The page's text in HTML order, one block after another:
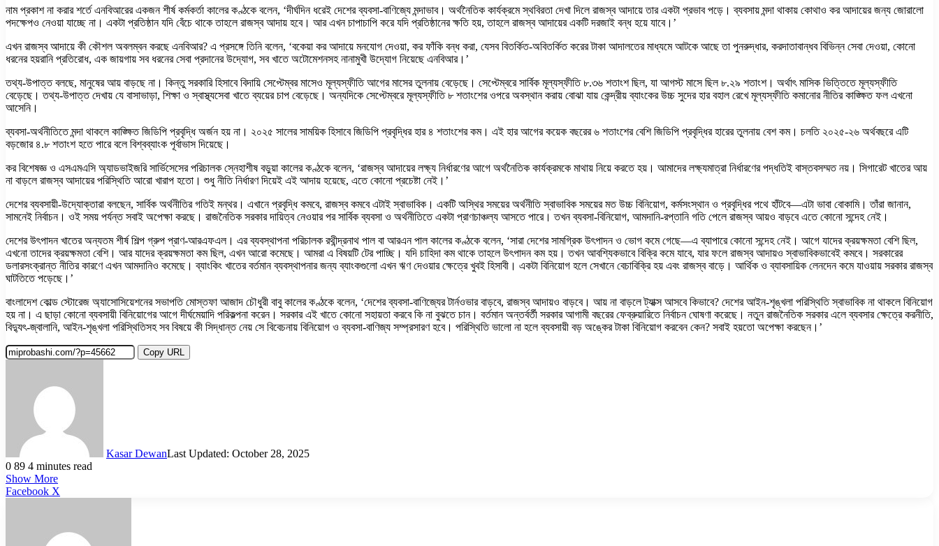
নাম প্রকাশ না করার শর্তে এনবিআরের একজন শীর্ষ কর্মকর্তা কালের কণ্ঠকে বলেন, ‘দীর্ঘদিন ধরেই দেশের ব্যবসা-বাণিজ্যে মন্দাভাব। অর্থনৈতিক কার্যক্রমে স্থবিরতা দেখা দিলে রাজস্ব আদায়ে তার একটা প্রভাব পড়ে। ব্যবসায় মন্দা থাকায় কোথাও কর আদায়ের জন্য জোরালো
পদক্ষেপও নেওয়া যাচ্ছে না। একটা প্রতিষ্ঠান যদি বেঁচে থাকে তাহলে রাজস্ব আদায় হবে। আর এখন চাপাচাপি করে যদি প্রতিষ্ঠানের ক্ষতি হয়, তাহলে রাজস্ব আদায়ের একটি দরজাই বন্ধ হয়ে যাবে।’
এখন রাজস্ব আদায়ে কী কৌশল অবলম্বন করছে এনবিআর? এ প্রসঙ্গে তিনি বলেন, ‘বকেয়া কর আদায়ে মনযোগ দেওয়া, কর ফাঁকি বন্ধ করা, যেসব বিতর্কিত-অবিতর্কিত করের টাকা আদালতের মাধ্যমে আটকে আছে তা পুনরুদ্ধার, করদাতাবান্ধব বিভিন্ন সেবা দেওয়া, কোনো
ধরনের হয়রানি প্রতিরোধ, এক জায়গায় সব ধরনের সেবা প্রদানের উদ্যোগ, সব খাতে অটোমেশনসহ নানামুখী উদ্যোগ নিয়েছে এনবিআর।’
তথ্য-উপাত্ত বলছে, মানুষের আয় বাড়ছে না। কিন্তু সরকারি হিসাবে বিদায়ি সেপ্টেম্বর মাসেও মূল্যস্ফীতি আগের মাসের তুলনায় বেড়েছে। সেপ্টেম্বরে সার্বিক মূল্যস্ফীতি ৮.৩৬ শতাংশ ছিল, যা আগস্ট মাসে ছিল ৮.২৯ শতাংশ। অর্থাৎ মাসিক ভিত্তিতে মূল্যস্ফীতি
বেড়েছে। তথ্য-উপাত্ত দেখায় যে বাসাভাড়া, শিক্ষা ও স্বাস্থ্যসেবা খাতে ব্যয়ের চাপ বেড়েছে। অন্যদিকে সেপ্টেম্বরে মূল্যস্ফীতি ৮ শতাংশের ওপরে অবস্থান করায় বোঝা যায় কেন্দ্রীয় ব্যাংকের উচ্চ সুদের হার বহাল রেখে মূল্যস্ফীতি কমানোর নীতির কাঙ্ক্ষিত ফল এখনো
আসেনি।
ব্যবসা-অর্থনীতিতে মন্দা থাকলে কাঙ্ক্ষিত জিডিপি প্রবৃদ্ধি অর্জন হয় না। ২০২৫ সালের সাময়িক হিসাবে জিডিপি প্রবৃদ্ধির হার ৪ শতাংশের কম। এই হার আগের কয়েক বছরের ৬ শতাংশের বেশি জিডিপি প্রবৃদ্ধির হারের তুলনায় বেশ কম। চলতি ২০২৫-২৬ অর্থবছরে এটি
বড়জোর ৪.৮ শতাংশ হতে পারে বলে বিশ্বব্যাংক পূর্বাভাস দিয়েছে।
কর বিশেষজ্ঞ ও এসএমএসি অ্যাডভাইজরি সার্ভিসেসের পরিচালক স্নেহাশীষ বড়ুয়া কালের কণ্ঠকে বলেন, ‘রাজস্ব আদায়ের লক্ষ্য নির্ধারণের আগে অর্থনৈতিক কার্যক্রমকে মাথায় নিয়ে করতে হয়। আমাদের লক্ষ্যমাত্রা নির্ধারণের পদ্ধতিই বাস্তবসম্মত নয়। সিগারেট খাতের আয়
না বাড়লে রাজস্ব আদায়ের পরিস্থিতি আরো খারাপ হতো। শুধু নীতি নির্ধারণ দিয়েই এই আদায় হয়েছে, এতে কোনো প্রচেষ্টা নেই।’
দেশের ব্যবসায়ী-উদ্যোক্তারা বলছেন, সার্বিক অর্থনীতির গতিই মন্থর। এখানে প্রবৃদ্ধি কমবে, রাজস্ব কমবে এটাই স্বাভাবিক। একটি অস্থির সময়ের অর্থনীতি স্বাভাবিক সময়ের মত উচ্চ বিনিয়োগ, কর্মসংস্থান ও প্রবৃদ্ধির পথে হাঁটবে—এটা ভাবা বোকামি। তাঁরা জানান,
সামনেই নির্বাচন। ওই সময় পর্যন্ত সবাই অপেক্ষা করছে। রাজনৈতিক সরকার দায়িত্ব নেওয়ার পর সার্বিক ব্যবসা ও অর্থনীতিতে একটা প্রাণচাঞ্চল্য আসতে পারে। তখন ব্যবসা-বিনিয়োগ, আমদানি-রপ্তানি গতি পেলে রাজস্ব আয়ও বাড়বে এতে কোনো সন্দেহ নেই।
দেশের উৎপাদন খাতের অন্যতম শীর্ষ শিল্প গ্রুপ প্রাণ-আরএফএল। এর ব্যবস্থাপনা পরিচালক রথীন্দ্রনাথ পাল বা আরএন পাল কালের কণ্ঠকে বলেন, ‘সারা দেশের সামগ্রিক উৎপাদন ও ভোগ কমে গেছে—এ ব্যাপারে কোনো সন্দেহ নেই। আগে যাদের ক্রয়ক্ষমতা বেশি ছিল,
এখনো তাদের ক্রয়ক্ষমতা বেশি। আর যাদের ক্রয়ক্ষমতা কম ছিল, এখন আরো কমেছে। আমরা এ বিষয়টি টের পাচ্ছি। যদি চাহিদা কম থাকে তাহলে উৎপাদন কম হয়। তখন আবশ্যিকভাবে বিক্রি কমে যাবে, যার ফলে রাজস্ব আদায়ও স্বাভাবিকভাবেই কমবে। সরকারের
ডলারসংক্রান্ত নীতির কারণে এখন আমদানিও কমেছে। ব্যাংকিং খাতের বর্তমান ব্যবস্থাপনার জন্য ব্যাংকগুলো এখন ঋণ দেওয়ার ক্ষেত্রে খুবই হিসাবী। একটা বিনিয়োগ হলে সেখানে বেচাবিক্রি হয় এবং রাজস্ব বাড়ে। আর্থিক ও ব্যাবসায়িক লেনদেন কমে যাওয়ায় সরকার রাজস্ব
ঘাটতিতে পড়েছে।’
বাংলাদেশ কোল্ড স্টোরেজ অ্যাসোসিয়েশনের সভাপতি মোস্তফা আজাদ চৌধুরী বাবু কালের কণ্ঠকে বলেন, ‘দেশের ব্যবসা-বাণিজ্যের টার্নওভার বাড়বে, রাজস্ব আদায়ও বাড়বে। আয় না বাড়লে ট্যাক্স আসবে কিভাবে? দেশের আইন-শৃঙ্খলা পরিস্থিতি স্বাভাবিক না থাকলে বিনিয়োগ
হয় না। এ ছাড়া কোনো ব্যবসায়ী বিনিয়োগের আগে দীর্ঘমেয়াদি পরিকল্পনা করেন। সরকার এই খাতে কোনো সহায়তা করবে কি না বুঝতে চান। বর্তমান অন্তর্বর্তী সরকার আগামী বছরের ফেব্রুয়ারিতে নির্বাচন ঘোষণা করেছে। নতুন রাজনৈতিক সরকার এলে ব্যবসার ক্ষেত্রে করনীতি,
বিদ্যুৎ-জ্বালানি, আইন-শৃঙ্খলা পরিস্থিতিসহ সব বিষয়ে কী সিদ্ধান্ত নেয় সে বিবেচনায় বিনিয়োগ ও ব্যবসা-বাণিজ্য সম্প্রসারণ হবে। পরিস্থিতি ভালো না হলে ব্যবসায়ী বড় অঙ্কের টাকা বিনিয়োগ করবেন কেন? সবাই হয়তো অপেক্ষা করছেন।’
Copy URL
Kasar DewanLast Updated: October 28, 2025
0 89 4 minutes read
Show More
Facebook X